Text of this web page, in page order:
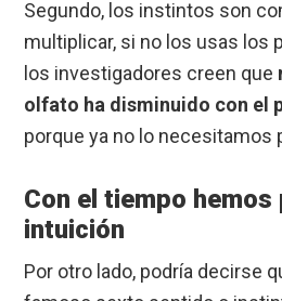
Segundo, los instintos son
multiplicar, si no los usas los
los investigadores creen que
olfato ha disminuido con el
porque ya no lo necesitamos
Con el tiempo hemos
intuición
Por otro lado, podría decirse